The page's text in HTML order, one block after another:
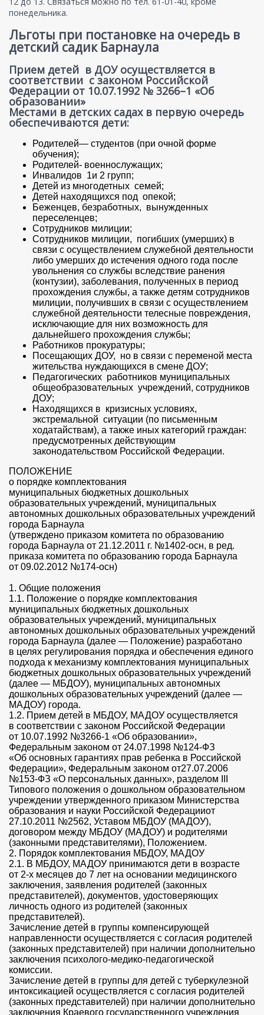
понедельника.
Льготы при постановке на очередь в
детский садик Барнаула
Прием детей в ДОУ осуществляется в
соответствии с законом Российской
Федерации от 10.07.1992 № 3266–1 «Об
образовании»
Местами в детских садах в первую очередь
обеспечиваются дети:
Родителей— студентов (при очной форме
обучения);
Родителей- военнослужащих;
Инвалидов 1и 2 групп;
Детей из многодетных семей;
Детей находящихся под опекой;
Беженцев, безработных, вынужденных
переселенцев;
Сотрудников милиции;
Сотрудников милиции, погибших (умерших) в
связи с осуществлением служебной деятельности
либо умерших до истечения одного года после
увольнения со службы вследствие ранения
(контузии), заболевания, полученных в период
прохождения службы, а также детям сотрудников
милиции, получивших в связи с осуществлением
служебной деятельности телесные повреждения,
исключающие для них возможность для
дальнейшего прохождения службы;
Работников прокуратуры;
Посещающих ДОУ, но в связи с переменой места
жительства нуждающихся в смене ДОУ;
Педагогических работников муниципальных
общеобразовательных учреждений, сотрудников
ДОУ;
Находящихся в кризисных условиях,
экстремальной ситуации (по письменным
ходатайствам), а также иных категорий граждан:
предусмотренных действующим
законодательством Российской Федерации.
ПОЛОЖЕНИЕ
о порядке комплектования
муниципальных бюджетных дошкольных
образовательных учреждений, муниципальных
автономных дошкольных образовательных учреждений
города Барнаула
(утверждено приказом комитета по образованию
города Барнаула от 21.12.2011 г. №1402-осн, в ред.
приказа комитета по образованию города Барнаула
от 09.02.2012 №174-осн)
1. Общие положения
1.1. Положение о порядке комплектования
муниципальных бюджетных дошкольных
образовательных учреждений, муниципальных
автономных дошкольных образовательных учреждений
города Барнаула (далее — Положение) разработано
в целях регулирования порядка и обеспечения единого
подхода к механизму комплектования муниципальных
бюджетных дошкольных образовательных учреждений
(далее — МБДОУ), муниципальных автономных
дошкольных образовательных учреждений (далее —
МАДОУ) города.
1.2. Прием детей в МБДОУ, МАДОУ осуществляется
в соответствии с законом Российской Федерации
от 10.07.1992 №3266-1 «Об образовании»,
Федеральным законом от 24.07.1998 №124-ФЗ
«Об основных гарантиях прав ребенка в Российской
Федерации», Федеральным законом от27.07.2006
№153-ФЗ «О персональных данных», разделом III
Типового положения о дошкольном образовательном
учреждении утвержденного приказом Министерства
образования и науки Российской Федерацииот
27.10.2011 №2562, Уставом МБДОУ (МАДОУ),
договором между МБДОУ (МАДОУ) и родителями
(законными представителями), Положением.
2. Порядок комплектования МБДОУ, МАДОУ
2.1. В МБДОУ, МАДОУ принимаются дети в возрасте
от 2-х месяцев до 7 лет на основании медицинского
заключения, заявления родителей (законных
представителей), документов, удостоверяющих
личность одного из родителей (законных
представителей).
Зачисление детей в группы компенсирующей
направленности осуществляется с согласия родителей
(законных представителей) при наличии дополнительно
заключения психолого-медико-педагогической
комиссии.
Зачисление детей в группы для детей с туберкулезной
интоксикацией осуществляется с согласия родителей
(законных представителей) при наличии дополнительно
заключения Краевого государственного учреждения